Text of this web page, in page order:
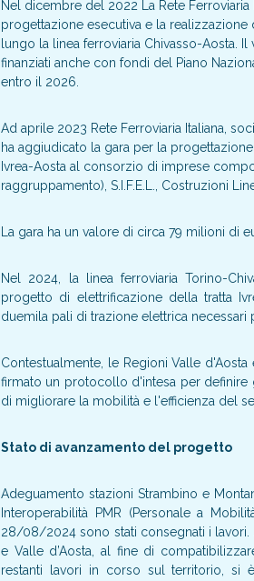
Nel dicembre del 2022 La Rete Ferroviaria
progettazione esecutiva e la
lungo la linea ferroviaria Chivasso-Aosta.
finanziati anche con fondi del Piano
entro il 2026.
Ad aprile 2023 Rete Ferroviaria Italiana,
ha aggiudicato la gara per la
Ivrea-Aosta al consorzio di imprese
raggruppamento), S.I.F.E.L., Costruzioni
La gara ha un valore di circa 79 milioni di
Nel 2024, la linea ferroviaria Torino-
progetto di elettrificazione della tratta
duemila pali di trazione elettrica necessari
Contestualmente, le Regioni Valle d'Aosta
firmato un protocollo d'intesa per definire
di migliorare la mobilità e l'efficienza del
Stato di avanzamento del progetto
Adeguamento stazioni Strambino e
Interoperabilità PMR (Personale a
28/08/2024 sono stati consegnati i
e Valle d’Aosta, al fine di
restanti lavori in corso sul territorio, si